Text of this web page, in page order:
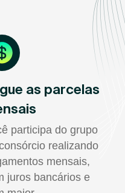
as parcelas
participa do grupo
realizando
mensais,
juros bancários e